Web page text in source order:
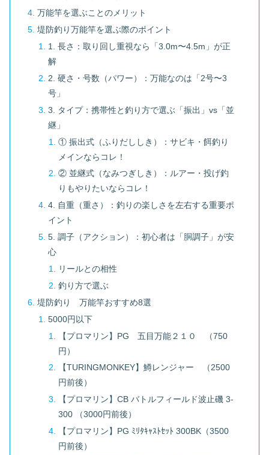
万能竿を選ぶことのメリット
堤防釣り万能竿を選ぶ際のポイント
1. 長さ：取り回し重視なら「3.0m〜4.5m」が正
解
2. 硬さ・号数（パワー）：万能なのは「2号〜3
号」
3. タイプ：携帯性と釣り方で選ぶ「振出」vs「並
継」
① 振出式（ふりだししき）：サビキ・餌釣り
メインならコレ！
② 並継式（なみつぎしき）：ルアー・投げ釣
りもやりたいならコレ！
4. 自重（重さ）：釣りの楽しさを左右する重要ポ
イント
5. 調子（アクション）：初心者は「胴調子」が安
心
リールとの相性
釣り方で選ぶ
堤防釣り 万能竿おすすめ8選
5000円以下
【プロマリン】PG 五目万能２１０ （750
円）
【TURINGMONKEY】鱒レンジャー （2500
円前後）
【プロマリン】CB バトルフィールド波止磯 3-
300 （3000円前後）
【プロマリン】PG ﾐﾘﾀｷｬｽﾄｾｯﾄ 300BK（3500
円前後）